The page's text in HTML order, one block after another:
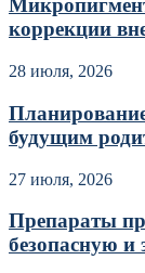
коррекции
28 июля, 2026
будущим
27 июля, 2026
Препараты
безопасную и